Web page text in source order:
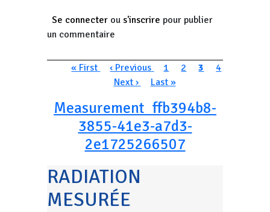
Se connecter ou s'inscrire pour publier
un commentaire
Pagination
Première page
« First Page précédente
‹ Previous Page
1 Page
2 Page courante
3 Page
4
Page suivante
Next › Dernière page
Last »
Measurement_ffb394b8-
3855-41e3-a7d3-
2e1725266507
RADIATION
MESURÉE